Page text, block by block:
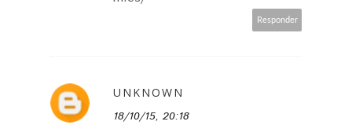
Responder
UNKNOWN
18/10/15, 20:18